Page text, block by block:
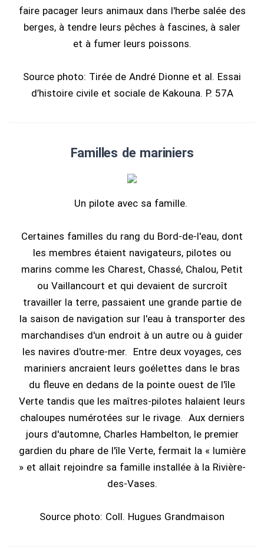
faire pacager leurs animaux dans l'herbe salée des
berges, à tendre leurs pêches à fascines, à saler
et à fumer leurs poissons.
Source photo: Tirée de André Dionne et al. Essai
d’histoire civile et sociale de Kakouna. P. 57A
Familles de mariniers
Un pilote avec sa famille.
Certaines familles du rang du Bord-de-l'eau, dont
les membres étaient navigateurs, pilotes ou
marins comme les Charest, Chassé, Chalou, Petit
ou Vaillancourt et qui devaient de surcroît
travailler la terre, passaient une grande partie de
la saison de navigation sur l'eau à transporter des
marchandises d'un endroit à un autre ou à guider
les navires d'outre-mer. Entre deux voyages, ces
mariniers ancraient leurs goélettes dans le bras
du fleuve en dedans de la pointe ouest de l'île
Verte tandis que les maîtres-pilotes halaient leurs
chaloupes numérotées sur le rivage. Aux derniers
jours d'automne, Charles Hambelton, le premier
gardien du phare de l'île Verte, fermait la « lumière
» et allait rejoindre sa famille installée à la Rivière-
des-Vases.
Source photo: Coll. Hugues Grandmaison